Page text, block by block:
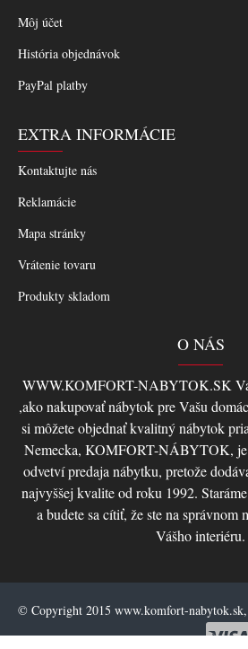
Môj účet
História objednávok
PayPal platby
EXTRA INFORMÁCIE
Kontaktujte nás
Reklamácie
Mapa stránky
Vrátenie tovaru
Produkty skladom
O NÁS
WWW.KOMFORT-NABYTOK.SK
,ako nakupovať nábytok pre Vašu
si môžete objednať kvalitný nábytok
Nemecka, KOMFORT-NÁBYTOK, je
odvetví predaja nábytku, pretože
najvyššej kvalite od roku 1992.
a budete sa cítiť, že ste na správnom
Vášho interiéru.
© Copyright 2015 www.komfort-nabytok.sk,